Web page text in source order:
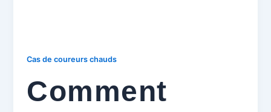
Cas de coureurs chauds
Comment